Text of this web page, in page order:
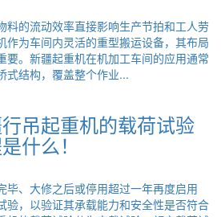
料的流动效率直接影响生产节拍和工人劳
作为车间内灵活的重型搬运设备，其布局
要。新疆起重机在机加工车间的应用通常
式结构，覆盖整个作业...
吊起重机的载荷试验
什么！
毕、大修之后或停用超过一年再度启用
验，以验证其承载能力和安全性是否符合